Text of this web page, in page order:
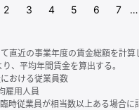
2 3 4 5 6 7 …
直近の事業年度の賃金総額を計
、平均年間賃金を算出する。
おける従業員数
雇用人員
時従業員が相当数以上ある場合に